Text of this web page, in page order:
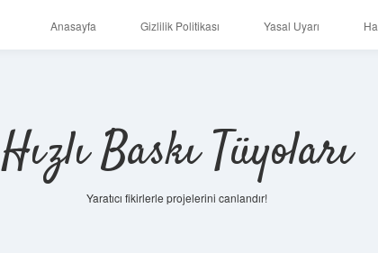
Anasayfa Gizlilik Politikası Yasal Uyarı
Hızlı Baskı Tüyoları
Yaratıcı fikirlerle projelerini canlandır!